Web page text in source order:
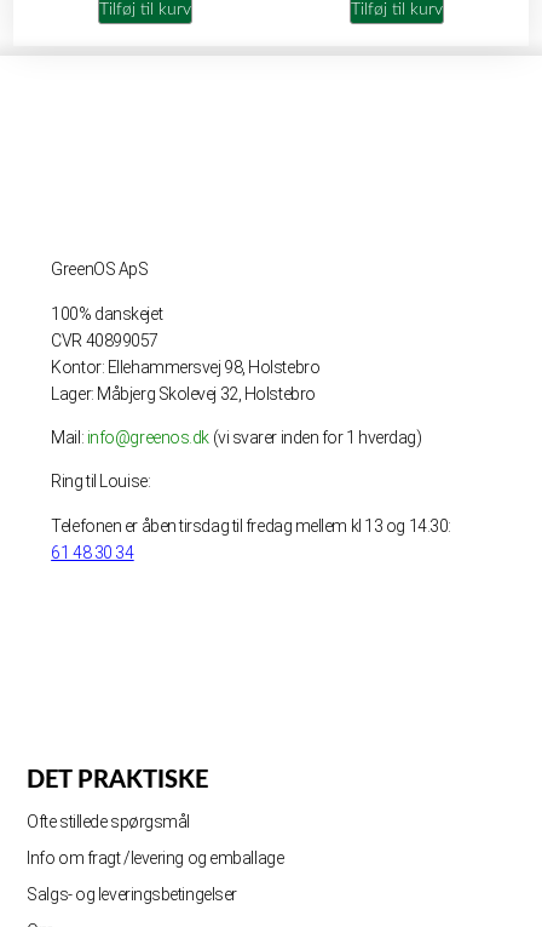
Tilføj til kurv Tilføj til kurv
GreenOS ApS
100% danskejet
CVR 40899057
Kontor: Ellehammersvej 98, Holstebro
Lager: Måbjerg Skolevej 32, Holstebro
Mail: info@greenos.dk (vi svarer inden for 1 hverdag)
Ring til Louise:
Telefonen er åben tirsdag til fredag mellem kl 13 og 14.30:
61 48 30 34
DET PRAKTISKE
Ofte stillede spørgsmål
Info om fragt /levering og emballage
Salgs- og leveringsbetingelser